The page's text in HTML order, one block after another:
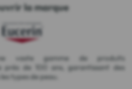
la marque
vaste gamme de produits
près de 100 ans, garantissant des
types de peau.